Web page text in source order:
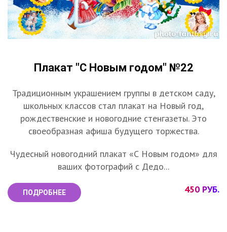
Плакат "С Новым годом" №22
Традиционным украшением группы в детском саду,
школьных классов стал плакат на Новый год,
рождественские и новогодние стенгазеты. Это
своеобразная афиша будущего торжества.
Чудесный новогодний плакат «С Новым годом» для
ваших фотографий с Дедо...
ПОДРОБНЕЕ 450 РУБ.